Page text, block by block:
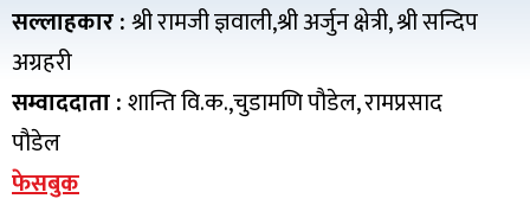
सल्लाहकार :श्री रामजी ज्ञवाली,श्री अर्जुन क्षेत्री, श्री सन्दिप
अग्रहरी
सम्वाददाता :शान्ति वि.क.,चुडामणि पौडेल, रामप्रसाद
पौडेल
फेसबुक